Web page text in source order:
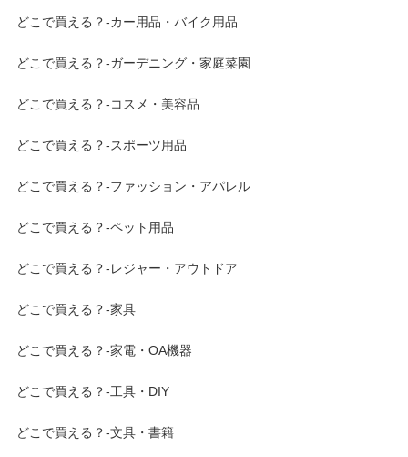
どこで買える？-カー用品・バイク用品
どこで買える？-ガーデニング・家庭菜園
どこで買える？-コスメ・美容品
どこで買える？-スポーツ用品
どこで買える？-ファッション・アパレル
どこで買える？-ペット用品
どこで買える？-レジャー・アウトドア
どこで買える？-家具
どこで買える？-家電・OA機器
どこで買える？-工具・DIY
どこで買える？-文具・書籍